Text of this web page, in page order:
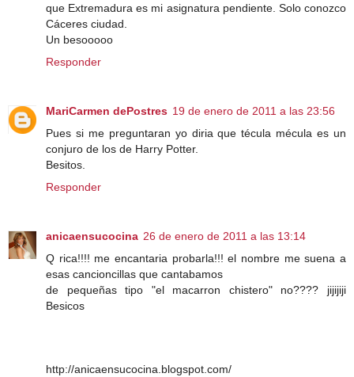
que Extremadura es mi asignatura pendiente. Solo conozco
Cáceres ciudad.
Un besooooo
Responder
MariCarmen dePostres 19 de enero de 2011 a las 23:56
Pues si me preguntaran yo diria que técula mécula es un
conjuro de los de Harry Potter.
Besitos.
Responder
anicaensucocina 26 de enero de 2011 a las 13:14
Q rica!!!! me encantaria probarla!!! el nombre me suena a
esas cancioncillas que cantabamos
de pequeñas tipo "el macarron chistero" no???? jijijiji
Besicos
http://anicaensucocina.blogspot.com/